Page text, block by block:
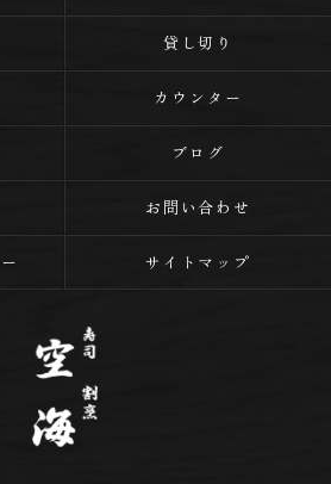
貸し切り
カウンター
ブログ
お問い合わせ
サイトマップ